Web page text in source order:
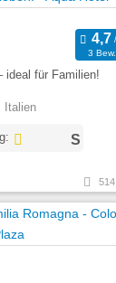
3 Bew.
ideal für Familien!
Italien
514